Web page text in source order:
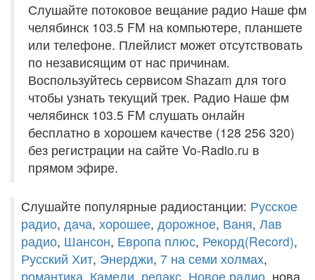
Слушайте потоковое вещание радио Наше фм
челябинск 103.5 FM на компьютере, планшете
или телефоне. Плейлист может отсутствовать
по независящим от нас причинам.
Воспользуйтесь сервисом Shazam для того
чтобы узнать текущий трек. Радио Наше фм
челябинск 103.5 FM слушать онлайн
бесплатно в хорошем качестве (128 256 320)
без регистрации на сайте Vo-Radio.ru в
прямом эфире.
Слушайте популярные радиостанции: Русское
радио, дача, хорошее, дорожное, Ваня, Лав
радио, Шансон, Европа плюс, Рекорд(Record),
Русский Хит, Энерджи, 7 на семи холмах,
романтика Камеди релакс Новое радио , нова,